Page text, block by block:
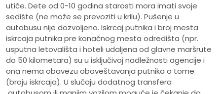
utiče. Dete od 0-10 godina starosti mora imati svoje
sedište (ne može se prevoziti u krilu). Pušenje u
autobusu nije dozvoljeno. Iskrcaj putnika i broj mesta
iskrcaja putnika pre konačnog mesta odredišta (npr.
usputna letovališta i hoteli udaljena od glavne maršrute
do 50 kilometara) su u isključivoj nadležnosti agencije i
ona nema obavezu obaveštavanja putnika o tome
(broju iskrcaja). U slučaju dodatnog transfera